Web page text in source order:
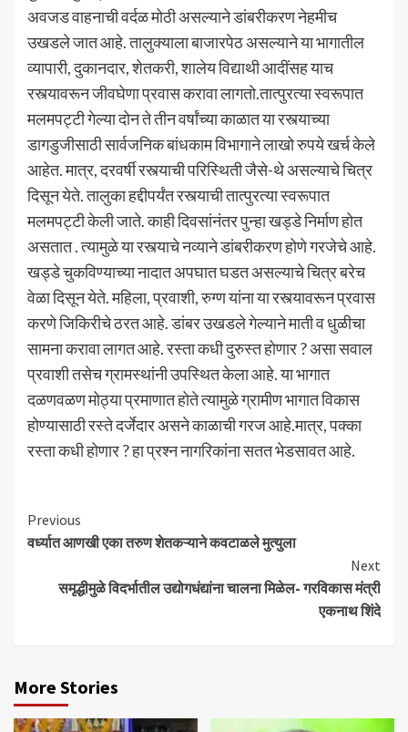
अवजड वाहनाची वर्दळ मोठी असल्याने डांबरीकरण नेहमीच
उखडले जात आहे. तालुक्याला बाजारपेठ असल्याने या भागातील
व्यापारी, दुकानदार, शेतकरी, शालेय विद्याथी आदींसह याच
रस्त्यावरून जीवघेणा प्रवास करावा लागतो.तात्पुरत्या स्वरूपात
मलमपट्टी गेल्या दोन ते तीन वर्षांच्या काळात या रस्त्याच्या
डागडुजीसाठी सार्वजनिक बांधकाम विभागाने लाखो रुपये खर्च केले
आहेत. मात्र, दरवर्षी रस्त्याची परिस्थिती जैसे-थे असल्याचे चित्र
दिसून येते. तालुका हद्दीपर्यंत रस्त्याची तात्पुरत्या स्वरूपात
मलमपट्टी केली जाते. काही दिवसांनंतर पुन्हा खड्डे निर्माण होत
असतात . त्यामुळे या रस्त्याचे नव्याने डांबरीकरण होणे गरजेचे आहे.
खड्डे चुकविण्याच्या नादात अपघात घडत असल्याचे चित्र बरेच
वेळा दिसून येते. महिला, प्रवाशी, रुग्ण यांना या रस्त्यावरून प्रवास
करणे जिकिरीचे ठरत आहे. डांबर उखडले गेल्याने माती व धुळीचा
सामना करावा लागत आहे. रस्ता कधी दुरुस्त होणार ? असा सवाल
प्रवाशी तसेच ग्रामस्थांनी उपस्थित केला आहे. या भागात
दळणवळण मोठ्या प्रमाणात होते त्यामुळे ग्रामीण भागात विकास
होण्यासाठी रस्ते दर्जेदार असने काळाची गरज आहे.मात्र, पक्का
रस्ता कधी होणार ? हा प्रश्न नागरिकांना सतत भेडसावत आहे.
Continue
Reading
Previous
वर्ध्यात आणखी एका तरुण शेतकऱ्याने कवटाळले मुत्युला
Next
समृद्धीमुळे विदर्भातील उद्योगधंद्यांना चालना मिळेल- गरविकास मंत्री
एकनाथ शिंदे
More Stories